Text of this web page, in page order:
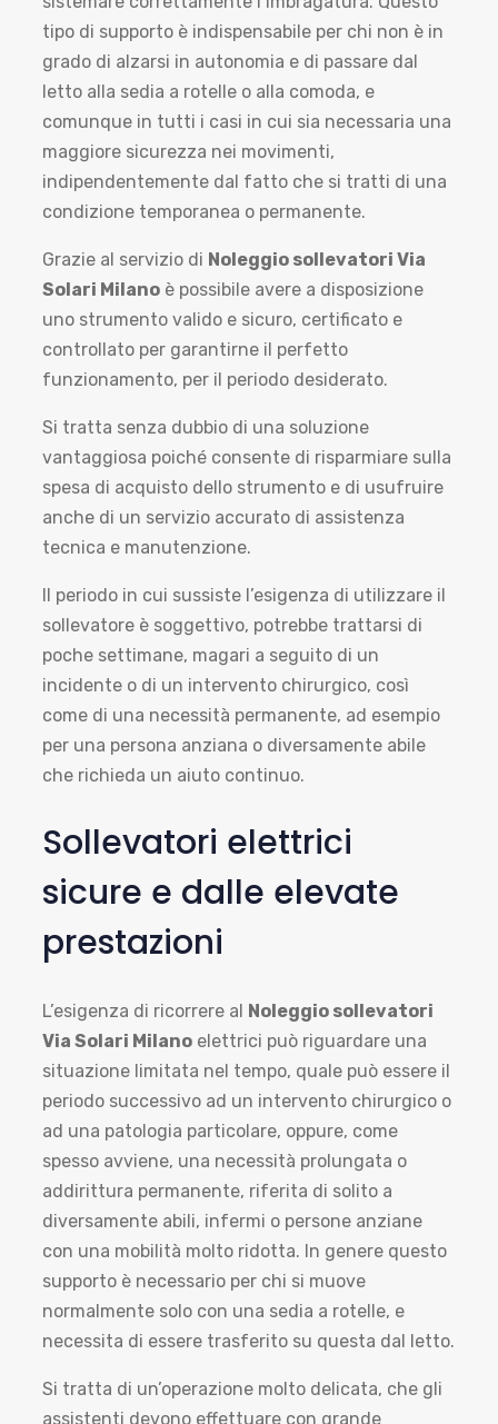
tipo di supporto è indispensabile per chi non è in
grado di alzarsi in autonomia e di passare dal
letto alla sedia a rotelle o alla comoda, e
comunque in tutti i casi in cui sia necessaria una
maggiore sicurezza nei movimenti,
indipendentemente dal fatto che si tratti di una
condizione temporanea o permanente.
Grazie al servizio di Noleggio sollevatori Via
Solari Milano è possibile avere a disposizione
uno strumento valido e sicuro, certificato e
controllato per garantirne il perfetto
funzionamento, per il periodo desiderato.
Si tratta senza dubbio di una soluzione
vantaggiosa poiché consente di risparmiare sulla
spesa di acquisto dello strumento e di usufruire
anche di un servizio accurato di assistenza
tecnica e manutenzione.
Il periodo in cui sussiste l’esigenza di utilizzare il
sollevatore è soggettivo, potrebbe trattarsi di
poche settimane, magari a seguito di un
incidente o di un intervento chirurgico, così
come di una necessità permanente, ad esempio
per una persona anziana o diversamente abile
che richieda un aiuto continuo.
Sollevatori elettrici
sicure e dalle elevate
prestazioni
L’esigenza di ricorrere al Noleggio sollevatori
Via Solari Milano elettrici può riguardare una
situazione limitata nel tempo, quale può essere il
periodo successivo ad un intervento chirurgico o
ad una patologia particolare, oppure, come
spesso avviene, una necessità prolungata o
addirittura permanente, riferita di solito a
diversamente abili, infermi o persone anziane
con una mobilità molto ridotta. In genere questo
supporto è necessario per chi si muove
normalmente solo con una sedia a rotelle, e
necessita di essere trasferito su questa dal letto.
Si tratta di un’operazione molto delicata, che gli
assistenti devono effettuare con grande